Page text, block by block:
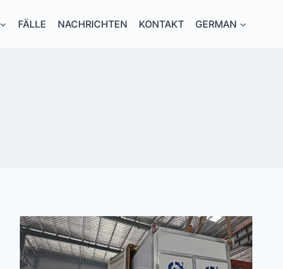
FÄLLE NACHRICHTEN KONTAKT GERMAN